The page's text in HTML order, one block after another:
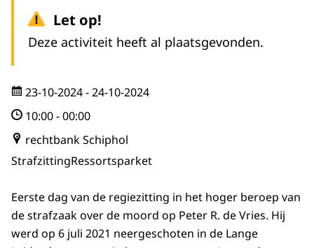
Let op!
Deze activiteit heeft al plaatsgevonden.
23-10-2024- 24-10-2024
10:00-00:00
rechtbank Schiphol
StrafzittingRessortsparket
Eerste dag van de regiezitting in het hoger beroep van
de strafzaak over de moord op Peter R. de Vries. Hij
werd op 6 juli 2021 neergeschoten in de Lange